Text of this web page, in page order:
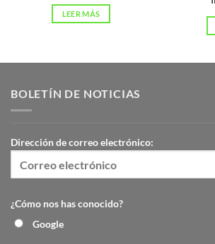
LEER MÁS
BOLETÍN DE NOTICIAS
Dirección de correo electrónico:
¿Cómo nos has conocido?
Google